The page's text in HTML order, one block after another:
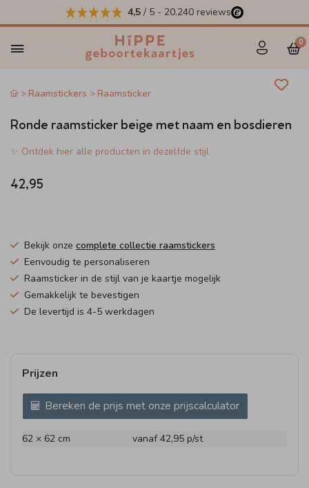
4,5 / 5 - 20.240 reviews
0
Raamstickers Raamsticker
Ronde raamsticker beige met naam en bosdieren
✨ Ontdek hier alle producten in dezelfde stijl
42,95
Bekijk onze complete collectie raamstickers
Eenvoudig te personaliseren
Raamsticker in de stijl van je kaartje mogelijk
Gemakkelijk te bevestigen
De levertijd is 4-5 werkdagen
Prijzen
Bereken de prijs met onze prijscalculator
62 × 62 cm vanaf 42,95 p/st